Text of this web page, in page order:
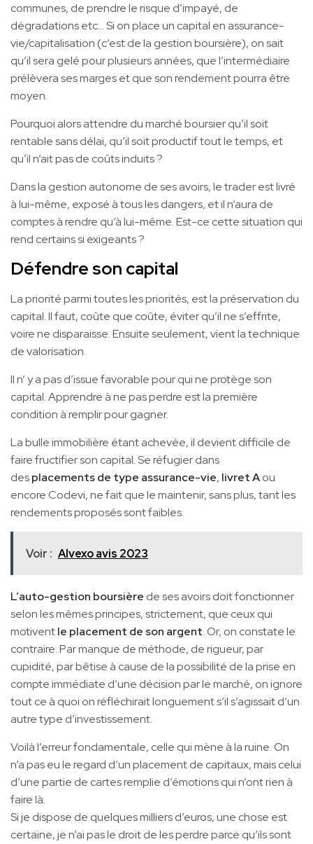
communes, de prendre le risque d’impayé, de
dégradations etc… Si on place un capital en assurance-
vie/capitalisation (c’est de la gestion boursière), on sait
qu’il sera gelé pour plusieurs années, que l’intermédiaire
prélèvera ses marges et que son rendement pourra être
moyen.
Pourquoi alors attendre du marché boursier qu’il soit
rentable sans délai, qu’il soit productif tout le temps, et
qu’il n’ait pas de coûts induits ?
Dans la gestion autonome de ses avoirs, le trader est livré
à lui-même, exposé à tous les dangers, et il n’aura de
comptes à rendre qu’à lui-même. Est-ce cette situation qui
rend certains si exigeants ?
Défendre son capital
La priorité parmi toutes les priorités, est la préservation du
capital. Il faut, coûte que coûte, éviter qu’il ne s’effrite,
voire ne disparaisse. Ensuite seulement, vient la technique
de valorisation.
Il n’ y a pas d’issue favorable pour qui ne protège son
capital. Apprendre à ne pas perdre est la première
condition à remplir pour gagner.
La bulle immobilière étant achevée, il devient difficile de
faire fructifier son capital. Se réfugier dans
desplacements de type assurance-vie, livret Aou
encore Codevi, ne fait que le maintenir, sans plus, tant les
rendements proposés sont faibles.
Voir : Alvexo avis 2023
L’auto-gestion boursière de ses avoirs doit fonctionner
selon les mêmes principes, strictement, que ceux qui
motiventle placement de son argent. Or, on constate le
contraire. Par manque de méthode, de rigueur, par
cupidité, par bêtise à cause de la possibilité de la prise en
compte immédiate d’une décision par le marché, on ignore
tout ce à quoi on réfléchirait longuement s’il s’agissait d’un
autre type d’investissement.
Voilà l’erreur fondamentale, celle qui mène à la ruine. On
n’a pas eu le regard d’un placement de capitaux, mais celui
d’une partie de cartes remplie d’émotions qui n’ont rien à
faire là.
Si je dispose de quelques milliers d’euros, une chose est
certaine, je n’ai pas le droit de les perdre parce qu’ils sont